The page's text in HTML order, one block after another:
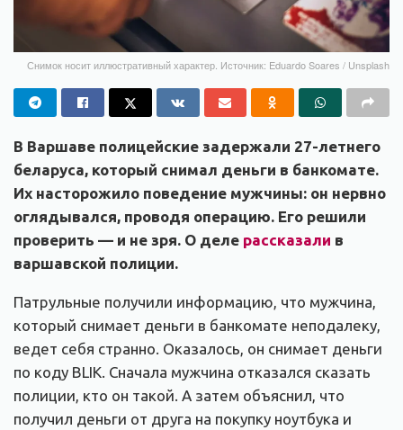
Снимок носит иллюстративный характер. Источник: Eduardo Soares / Unsplash
В Варшаве полицейские задержали 27-летнего
беларуса, который снимал деньги в банкомате.
Их насторожило поведение мужчины: он нервно
оглядывался, проводя операцию. Его решили
проверить — и не зря. О деле рассказали в
варшавской полиции.
Патрульные получили информацию, что мужчина,
который снимает деньги в банкомате неподалеку,
ведет себя странно. Оказалось, он снимает деньги
по коду BLIK. Сначала мужчина отказался сказать
полиции, кто он такой. А затем объяснил, что
получил деньги от друга на покупку ноутбука и